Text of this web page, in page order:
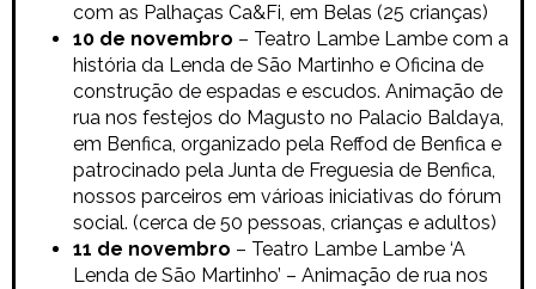
com as Palhaças Ca&Fi, em Belas (25 crianças)
10 de novembro – Teatro Lambe Lambe com a
história da Lenda de São Martinho e Oficina de
construção de espadas e escudos. Animação de
rua nos festejos do Magusto no Palacio Baldaya,
em Benfica, organizado pela Reffod de Benfica e
patrocinado pela Junta de Freguesia de Benfica,
nossos parceiros em várioas iniciativas do fórum
social. (cerca de 50 pessoas, crianças e adultos)
11 de novembro – Teatro Lambe Lambe ‘A
Lenda de São Martinho’ – Animação de rua nos